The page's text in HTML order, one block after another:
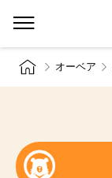
オーベア